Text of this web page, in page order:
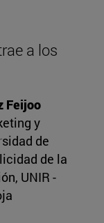
a los
Feijoo
y
de
de la
UNIR -